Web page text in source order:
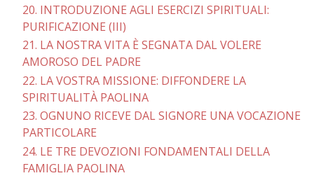
20. INTRODUZIONE AGLI ESERCIZI SPIRITUALI:
PURIFICAZIONE (III)
21. LA NOSTRA VITA È SEGNATA DAL VOLERE
AMOROSO DEL PADRE
22. LA VOSTRA MISSIONE: DIFFONDERE LA
SPIRITUALITÀ PAOLINA
23. OGNUNO RICEVE DAL SIGNORE UNA VOCAZIONE
PARTICOLARE
24. LE TRE DEVOZIONI FONDAMENTALI DELLA
FAMIGLIA PAOLINA